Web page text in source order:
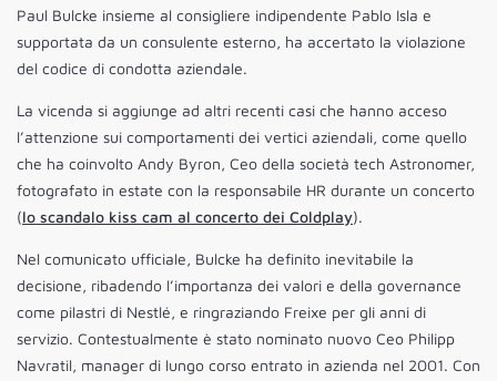
Paul Bulcke insieme al consigliere indipendente Pablo Isla e
supportata da un consulente esterno, ha accertato la violazione
del codice di condotta aziendale.
La vicenda si aggiunge ad altri recenti casi che hanno acceso
l’attenzione sui comportamenti dei vertici aziendali, come quello
che ha coinvolto Andy Byron, Ceo della società tech Astronomer,
fotografato in estate con la responsabile HR durante un concerto
(lo scandalo kiss cam al concerto dei Coldplay).
Nel comunicato ufficiale, Bulcke ha definito inevitabile la
decisione, ribadendo l’importanza dei valori e della governance
come pilastri di Nestlé, e ringraziando Freixe per gli anni di
servizio. Contestualmente è stato nominato nuovo Ceo Philipp
Navratil, manager di lungo corso entrato in azienda nel 2001. Con